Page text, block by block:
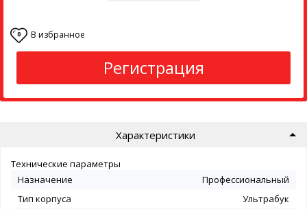
0 В избранное
Регистрация
Характеристики
Технические параметры
Назначение
Профессиональный
Тип корпуса
Ультрабук